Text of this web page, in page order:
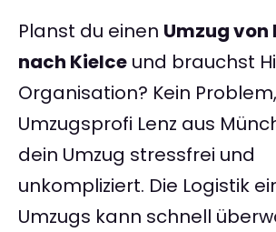
Planst du einen Umzug von
nach Kielce und brauchst
Organisation? Kein
Umzugsprofi Lenz aus
dein Umzug stressfrei und
unkompliziert. Die Logistik
Umzugs kann schnell